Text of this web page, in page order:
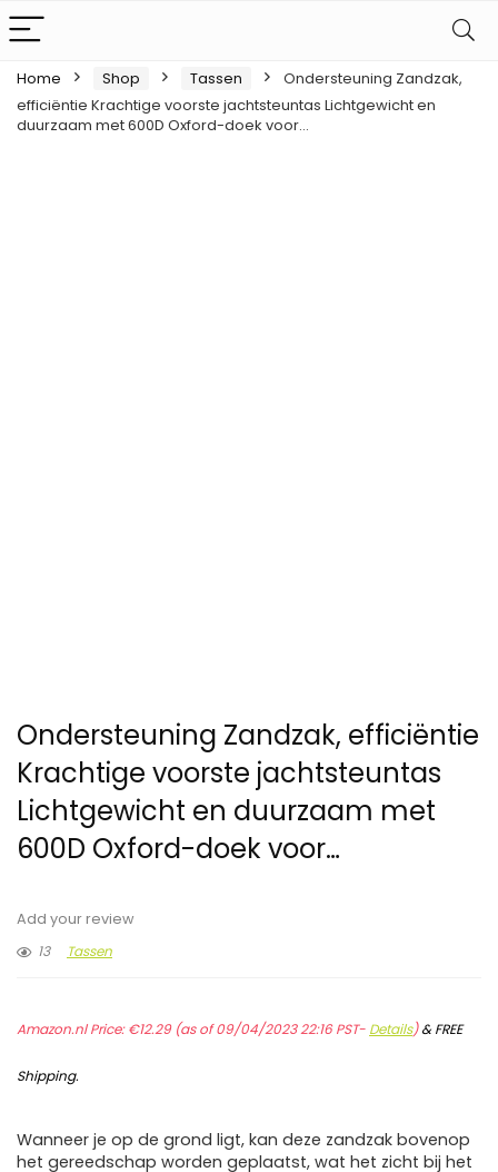
Home Shop Tassen
Ondersteuning Zandzak,
efficiëntie Krachtige voorste jachtsteuntas Lichtgewicht en
duurzaam met 600D Oxford-doek voor…
Ondersteuning Zandzak, efficiëntie
Krachtige voorste jachtsteuntas
Lichtgewicht en duurzaam met
600D Oxford-doek voor…
Add your review
13
Tassen
Amazon.nl Price:€12.29(as of 09/04/2023 22:16 PST- Details)&FREE
Shipping.
Wanneer je op de grond ligt, kan deze zandzak bovenop
het gereedschap worden geplaatst, wat het zicht bij het